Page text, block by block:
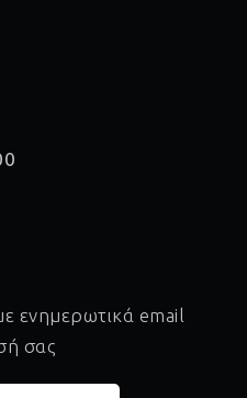
ενημερωτικά email
σας